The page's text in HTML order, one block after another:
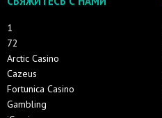
1
72
Arctic Casino
Cazeus
Fortunica Casino
Gambling